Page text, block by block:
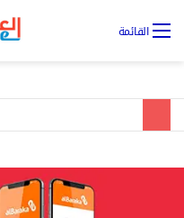
القائمة